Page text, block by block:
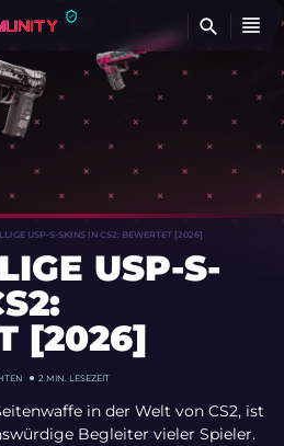
USP-S-SKINS IN CS2: BEWERTET [2026]
USP-S-
[2026]
2 MIN. LESEZEIT
in der Welt von CS2, ist
Begleiter vieler Spieler.